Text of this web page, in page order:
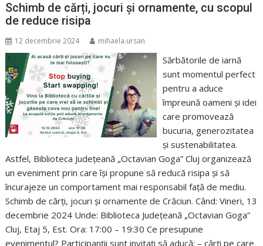
Schimb de cărți, jocuri și ornamente, cu scopul
de reduce risipa
12 decembrie 2024 mihaela.ursan
Sărbătorile de iarnă
sunt momentul perfect
pentru a aduce
împreună oameni și idei
care promovează
bucuria, generozitatea
și sustenabilitatea.
Astfel, Biblioteca Județeană „Octavian Goga” Cluj organizează
un eveniment prin care își propune să reducă risipa și să
încurajeze un comportament mai responsabil față de mediu.
Schimb de cărți, jocuri și ornamente de Crăciun. Când: Vineri, 13
decembrie 2024 Unde: Biblioteca Județeană „Octavian Goga”
Cluj, Etaj 5, Est. Ora: 17:00 – 19:30 Ce presupune
evenimentul? Participanții sunt invitați să aducă: – cărți pe care